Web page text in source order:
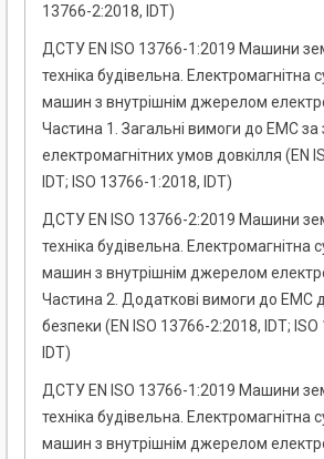
13766-2:2018, IDT)
ДСТУ EN ISO 13766-1:2019 Машини
техніка будівельна. Електромагнітна
машин з внутрішнім джерелом
Частина 1. Загальні вимоги до ЕМС за
електромагнітних умов довкілля (EN
IDT; ISO 13766-1:2018, IDT)
ДСТУ EN ISO 13766-2:2019 Машини
техніка будівельна. Електромагнітна
машин з внутрішнім джерелом
Частина 2. Додаткові вимоги до ЕМС
безпеки (EN ISO 13766-2:2018, IDT;
IDT)
ДСТУ EN ISO 13766-1:2019 Машини
техніка будівельна. Електромагнітна
машин з внутрішнім джерелом